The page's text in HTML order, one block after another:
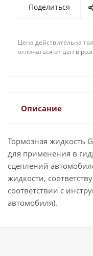
Поделиться
Цена действительна
отличаться от цен в
Описание
Тормозная жидкость
для применения в
сцеплений
жидкости,
соответствии с
автомобиля).